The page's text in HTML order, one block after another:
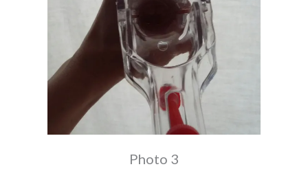
Photo 3